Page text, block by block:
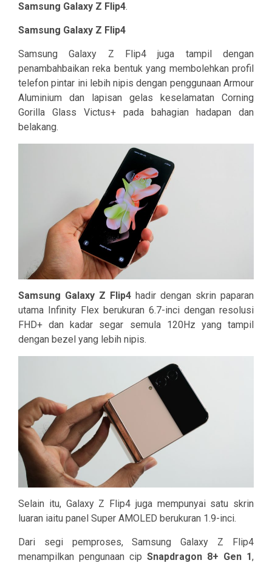
Samsung Galaxy Z Flip4.
Samsung Galaxy Z Flip4
Samsung Galaxy Z Flip4 juga tampil dengan
penambahbaikan reka bentuk yang membolehkan profil
telefon pintar ini lebih nipis dengan penggunaan Armour
Aluminium dan lapisan gelas keselamatan Corning
Gorilla Glass Victus+ pada bahagian hadapan dan
belakang.
Samsung Galaxy Z Flip4 hadir dengan skrin paparan
utama Infinity Flex berukuran 6.7-inci dengan resolusi
FHD+ dan kadar segar semula 120Hz yang tampil
dengan bezel yang lebih nipis.
Selain itu, Galaxy Z Flip4 juga mempunyai satu skrin
luaran iaitu panel Super AMOLED berukuran 1.9-inci.
Dari segi pemproses, Samsung Galaxy Z Flip4
menampilkan pengunaan cip Snapdragon 8+ Gen 1,